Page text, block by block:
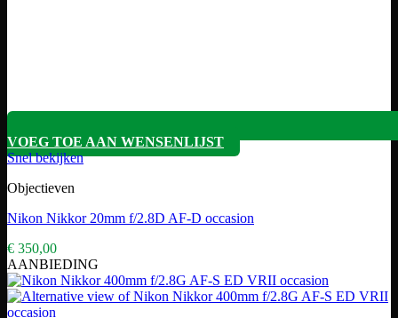
VOEG TOE AAN WENSENLIJST
Snel bekijken
Objectieven
Nikon Nikkor 20mm f/2.8D AF-D occasion
€ 350,00
AANBIEDING